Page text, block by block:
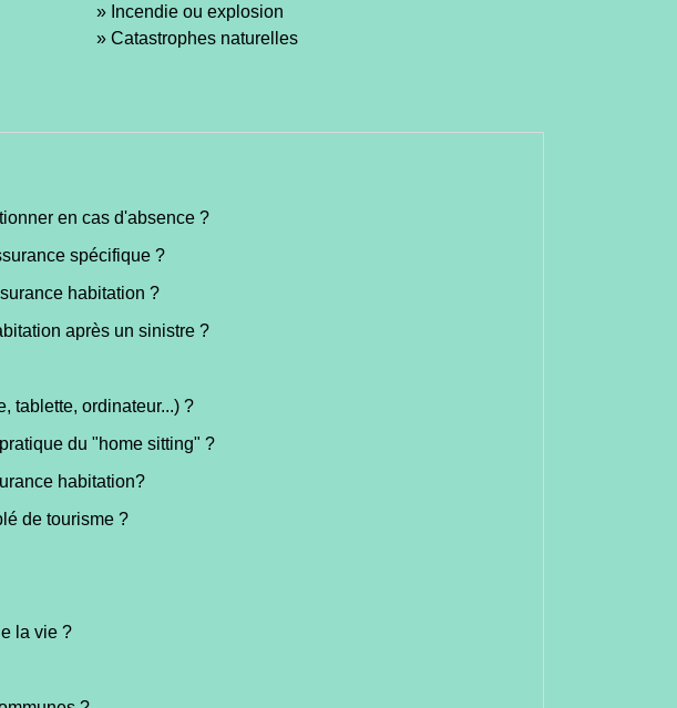
Incendie ou explosion
Catastrophes naturelles
en cas d'absence ?
spécifique ?
habitation ?
après un sinistre ?
tablette, ordinateur...) ?
du "home sitting" ?
habitation?
de tourisme ?
la vie ?